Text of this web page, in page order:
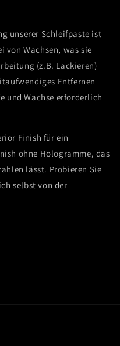
unserer Schleifpaste ist
Wachsen, was sie
(z.B. Lackieren)
Entfernen
und Wachse erforderlich
Finish für ein
ohne Hologramme, das
lässt. Probieren Sie
selbst von der